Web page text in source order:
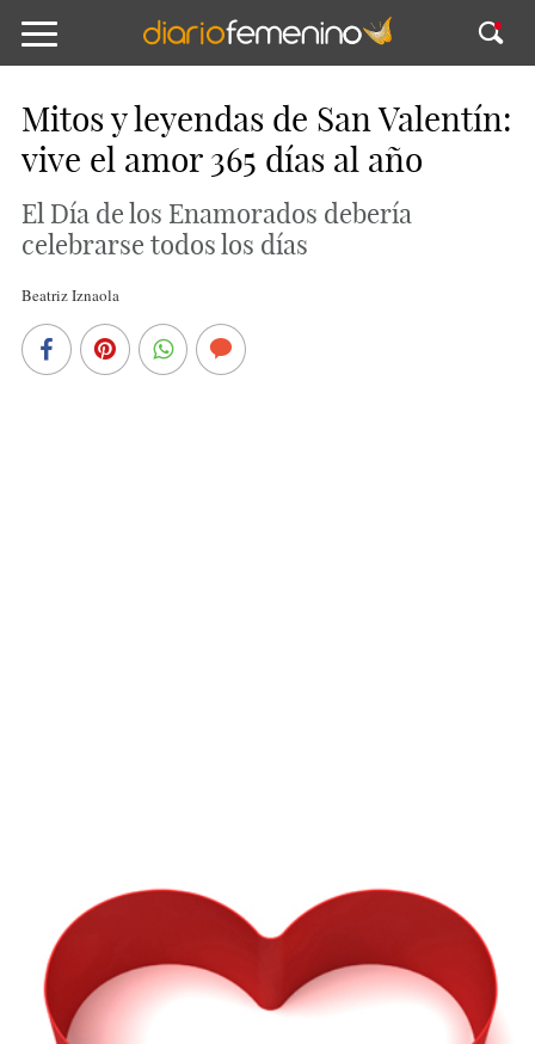
Mitos y leyendas de San Valentín:
vive el amor 365 días al año
El Día de los Enamorados debería
celebrarse todos los días
Beatriz Iznaola